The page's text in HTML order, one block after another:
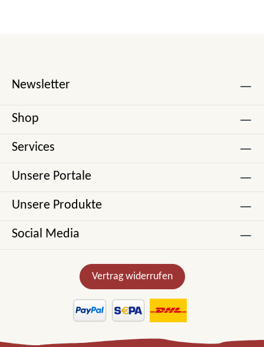
Newsletter
Shop
Services
Unsere Portale
Unsere Produkte
Social Media
Vertrag widerrufen